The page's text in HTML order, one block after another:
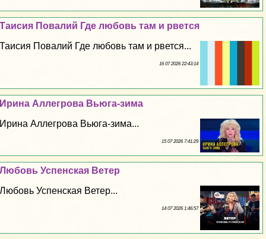
Таисия Повалий Где любовь там и рвется
Таисия Повалий Где любовь там и рвется...
16 07 2026 22:43:14
Ирина Аллегрова Вьюга-зима
Ирина Аллегрова Вьюга-зима...
15 07 2026 7:41:29
Любовь Успенская Ветер
Любовь Успенская Ветер...
14 07 2026 1:46:57